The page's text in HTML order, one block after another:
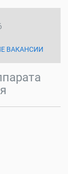
ВАКАНСИИ